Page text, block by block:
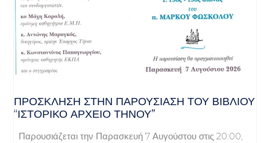
ΠΡΌΣΚΛΗΣΗ ΣΤΗΝ ΠΑΡΟΥΣΊΑΣΗ ΤΟΥ ΒΙΒΛΊΟΥ
“ΙΣΤΟΡΙΚΌ ΑΡΧΕΊΟ ΤΉΝΟΥ”
Παρουσιάζεται την Παρασκευή 7 Αυγούστου στις 20:00,